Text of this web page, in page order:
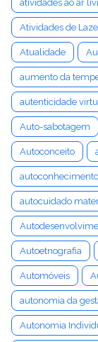
atividades ao ar
Atividades de
Atualidade
aumento da
autenticidade
Auto-sabotagem
Autoconceito
autoconhecimento
autocuidado
Autoetnografia
Automóveis
autonomia da
Autonomia